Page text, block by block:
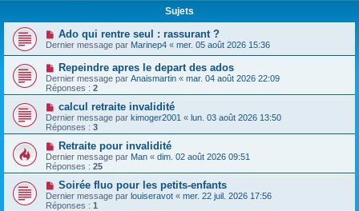
Sujets
Ado qui rentre seul : rassurant ?
Dernier message par Marinep4 « mer. 05 août 2026 15:36
Repeindre apres le depart des ados
Dernier message par Anaismartin « mar. 04 août 2026 22:09
Réponses : 2
calcul retraite invalidité
Dernier message par kimoger2001 « lun. 03 août 2026 13:50
Réponses : 3
Retraite pour invalidité
Dernier message par Man « dim. 02 août 2026 09:51
Réponses : 25
Soirée fluo pour les petits-enfants
Dernier message par louiseravot « mer. 22 juil. 2026 17:56
Réponses : 1